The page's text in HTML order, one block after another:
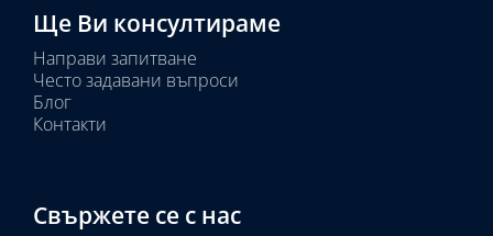
Ще Ви консултираме
Направи запитване
Често задавани въпроси
Блог
Контакти
Свържете се с нас